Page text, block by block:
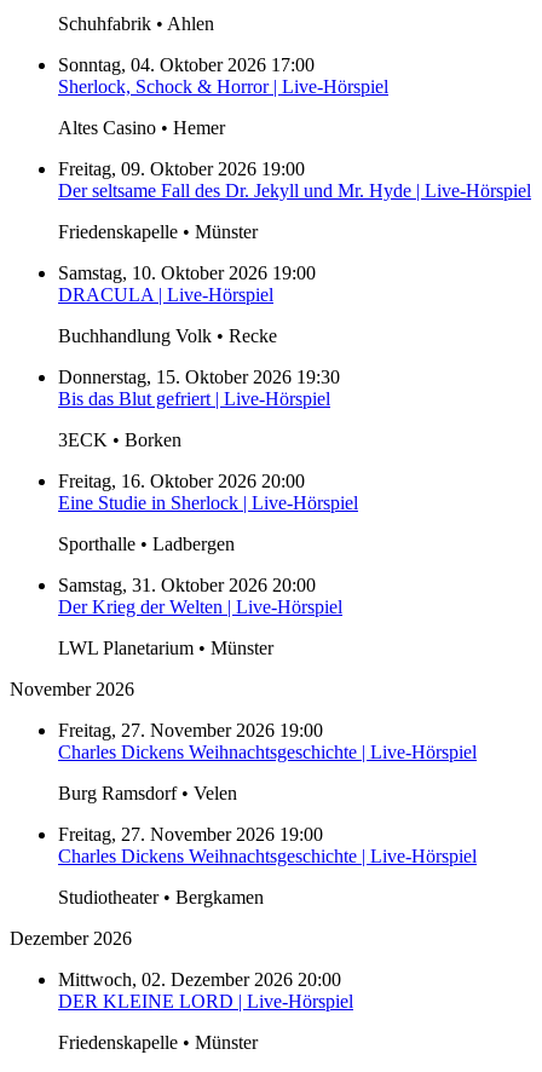
Schuhfabrik • Ahlen
Sonntag, 04. Oktober 2026 17:00
Sherlock, Schock & Horror | Live-Hörspiel
Altes Casino • Hemer
Freitag, 09. Oktober 2026 19:00
Der seltsame Fall des Dr. Jekyll und Mr. Hyde | Live-Hörspiel
Friedenskapelle • Münster
Samstag, 10. Oktober 2026 19:00
DRACULA | Live-Hörspiel
Buchhandlung Volk • Recke
Donnerstag, 15. Oktober 2026 19:30
Bis das Blut gefriert | Live-Hörspiel
3ECK • Borken
Freitag, 16. Oktober 2026 20:00
Eine Studie in Sherlock | Live-Hörspiel
Sporthalle • Ladbergen
Samstag, 31. Oktober 2026 20:00
Der Krieg der Welten | Live-Hörspiel
LWL Planetarium • Münster
November 2026
Freitag, 27. November 2026 19:00
Charles Dickens Weihnachtsgeschichte | Live-Hörspiel
Burg Ramsdorf • Velen
Freitag, 27. November 2026 19:00
Charles Dickens Weihnachtsgeschichte | Live-Hörspiel
Studiotheater • Bergkamen
Dezember 2026
Mittwoch, 02. Dezember 2026 20:00
DER KLEINE LORD | Live-Hörspiel
Friedenskapelle • Münster